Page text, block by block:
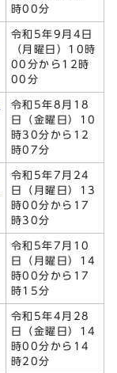
時00分
令和5年9月4日
（月曜日）10時
00分から12時
00分
令和5年8月18
日（金曜日）10
時30分から12
時07分
令和5年7月24
日（月曜日）13
時00分から17
時30分
令和5年7月10
日（月曜日）14
時00分から17
時15分
令和5年4月28
日（金曜日）14
時00分から14
時20分